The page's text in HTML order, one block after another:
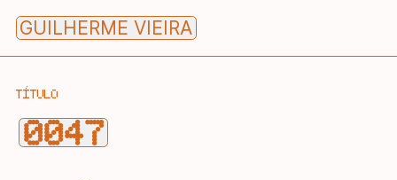
Skip
GUILHERME VIEIRA
TÍTULO
0047